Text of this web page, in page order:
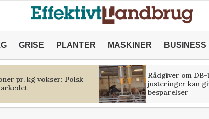
GRISE PLANTER MASKINER BUSINESS
pr. kg vokser: Polsk
Rådgiver om DB-
justeringer kan
besparelser